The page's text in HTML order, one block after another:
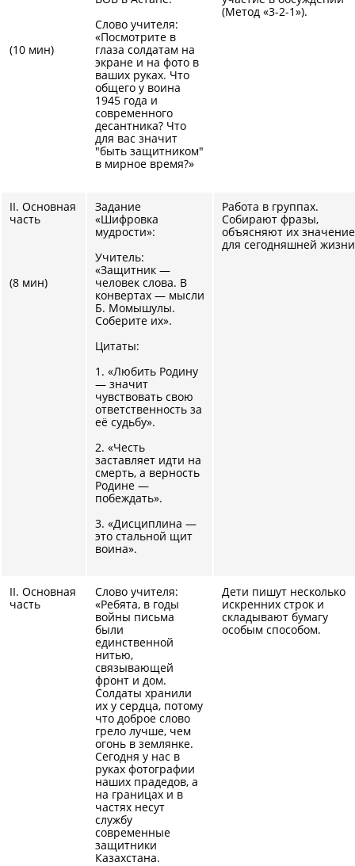
(10 мин)
Слово учителя:
«Посмотрите в
глаза солдатам на
экране и на фото в
ваших руках. Что
общего у воина
1945 года и
современного
десантника? Что
для вас значит
"быть защитником"
в мирное время?»
(Метод «3-2-1»).
II. Основная
часть
(8 мин)
Задание
«Шифровка
мудрости»:
Учитель:
«Защитник —
человек слова. В
конвертах — мысли
Б. Момышулы.
Соберите их».
Цитаты:
1. «Любить Родину
— значит
чувствовать свою
ответственность за
её судьбу».
2. «Честь
заставляет идти на
смерть, а верность
Родине —
побеждать».
3. «Дисциплина —
это стальной щит
воина».
Работа в группах.
Собирают фразы,
объясняют их значение
для сегодняшней
II. Основная
часть
Слово учителя:
«Ребята, в годы
войны письма
были
единственной
нитью,
связывающей
фронт и дом.
Солдаты хранили
их у сердца, потому
что доброе слово
грело лучше, чем
огонь в землянке.
Сегодня у нас в
руках фотографии
наших прадедов, а
на границах и в
частях несут
службу
современные
защитники
Казахстана.
Дети пишут несколько
искренних строк и
складывают бумагу
особым способом.